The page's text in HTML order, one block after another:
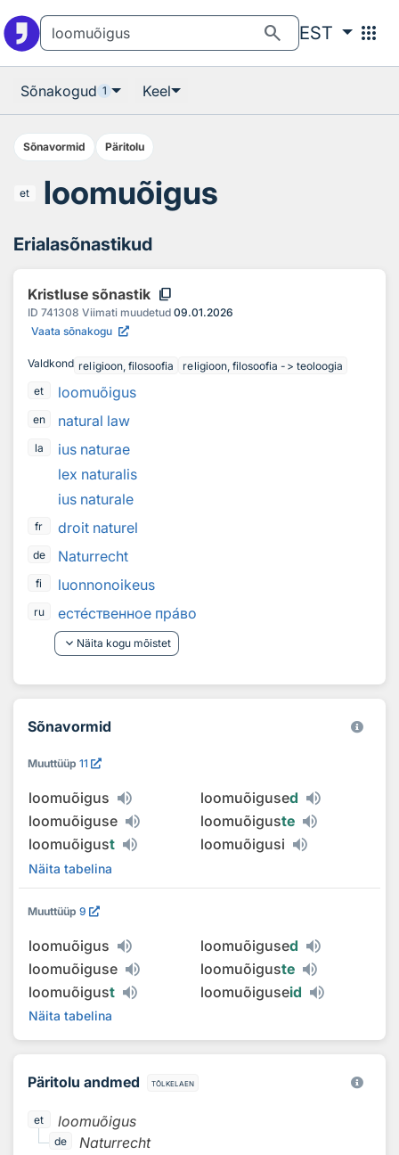
search EST apps
Sõnakogud 1 Keel
Sõnavormid Päritolu
et loomuõigus
Erialasõnastikud
Kristluse sõnastik content_copy
ID 741308 Viimati muudetud 09.01.2026
Vaata sõnakogu
Valdkond religioon, filosoofia
religioon, filosoofia -> teoloogia
et
loomuõigus
en natural law
la
ius naturae
lex naturalis
ius naturale
fr droit naturel
de Naturrecht
fi luonnonoikeus
ru естественное право
keyboard_arrow_down Näita kogu mõistet
Sõnavormid
Muuttüüp 11
loomuõigus loomuõigused
loomuõiguse
loomuõiguste
loomuõigust loomuõigusi
Näita tabelina
Muuttüüp 9
loomuõigus loomuõigused
loomuõiguse
loomuõiguste
loomuõigust loomuõiguseid
Näita tabelina
Päritolu andmed tõlkelaen
et loomuõigus
de Naturrecht